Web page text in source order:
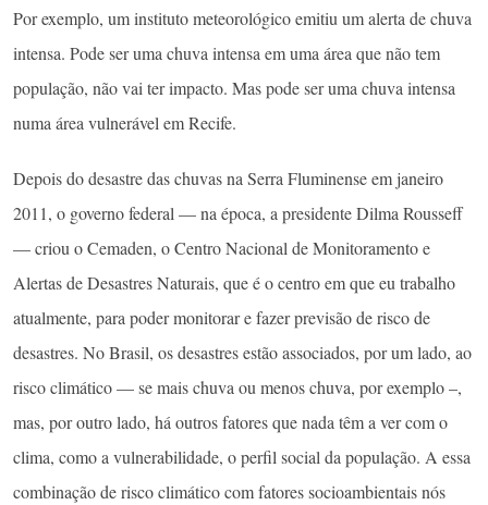
Por exemplo, um instituto meteorológico emitiu um alerta de chuva
intensa. Pode ser uma chuva intensa em uma área que não tem
população, não vai ter impacto. Mas pode ser uma chuva intensa
numa área vulnerável em Recife.
Depois do desastre das chuvas na Serra Fluminense em janeiro
2011, o governo federal — na época, a presidente Dilma Rousseff
— criou o Cemaden, o Centro Nacional de Monitoramento e
Alertas de Desastres Naturais, que é o centro em que eu trabalho
atualmente, para poder monitorar e fazer previsão de risco de
desastres. No Brasil, os desastres estão associados, por um lado, ao
risco climático — se mais chuva ou menos chuva, por exemplo –,
mas, por outro lado, há outros fatores que nada têm a ver com o
clima, como a vulnerabilidade, o perfil social da população. A essa
combinação de risco climático com fatores socioambientais nós